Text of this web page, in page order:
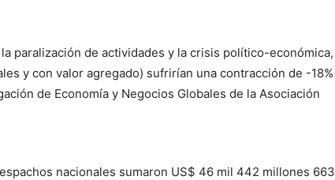
paralización de actividades y la crisis político-económica,
y con valor agregado) sufrirían una contracción de -18%
de Economía y Negocios Globales de la Asociación
nacionales sumaron US$ 46 mil 442 millones 663